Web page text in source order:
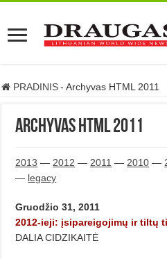
PRADINIS - Archyvas HTML 2011
Archyvas HTML 2011
2013 — 2012 — 2011 — 2010 —
— legacy
Gruodžio 31, 2011
2012-ieji: įsipareigojimų ir tiltų
DALIA CIDZIKAITĖ